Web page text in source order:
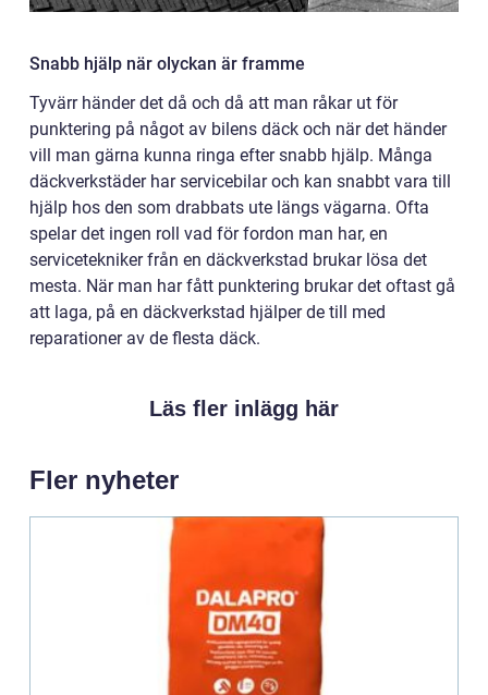
Snabb hjälp när olyckan är framme
Tyvärr händer det då och då att man råkar ut för
punktering på något av bilens däck och när det händer
vill man gärna kunna ringa efter snabb hjälp. Många
däckverkstäder har servicebilar och kan snabbt vara till
hjälp hos den som drabbats ute längs vägarna. Ofta
spelar det ingen roll vad för fordon man har, en
servicetekniker från en däckverkstad brukar lösa det
mesta. När man har fått punktering brukar det oftast gå
att laga, på en däckverkstad hjälper de till med
reparationer av de flesta däck.
Läs fler inlägg här
Fler nyheter